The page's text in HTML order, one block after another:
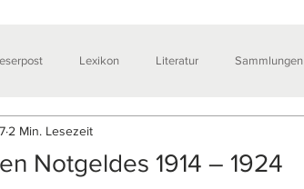
Lexikon Literatur Sammlungen
Notgeldes 1914 – 1924
2 Min. Lesezeit